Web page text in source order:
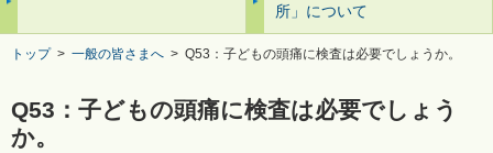
所」について
トップ> 一般の皆さまへ > Q53：子どもの頭痛に検査は必要でしょうか。
Q53：子どもの頭痛に検査は必要でしょう
か。